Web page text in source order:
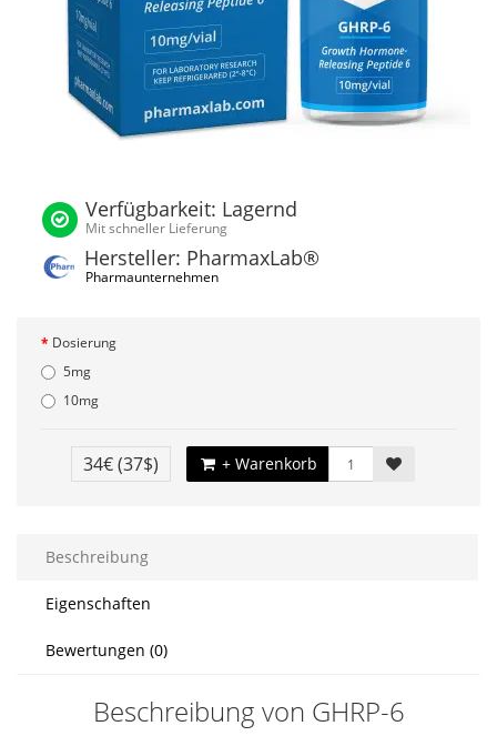
Verfügbarkeit: Lagernd
Mit schneller Lieferung
Hersteller: PharmaxLab®
Pharmaunternehmen
Dosierung
5mg
10mg
34€(37$) + Warenkorb
Beschreibung
Eigenschaften
Bewertungen (0)
Beschreibung von GHRP-6